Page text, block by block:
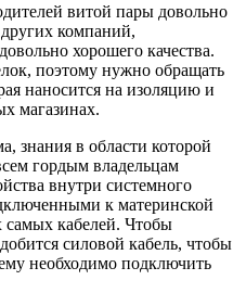
витой пары довольно
компаний,
хорошего качества.
поэтому нужно обращать
наносится на изоляцию и
магазинах.
знания в области которой
гордым владельцам
внутри системного
к материнской
самых кабелей. Чтобы
силовой кабель, чтобы
необходимо подключить